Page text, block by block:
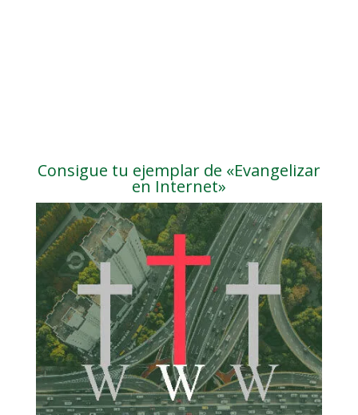
Consigue tu ejemplar de «Evangelizar
en Internet»